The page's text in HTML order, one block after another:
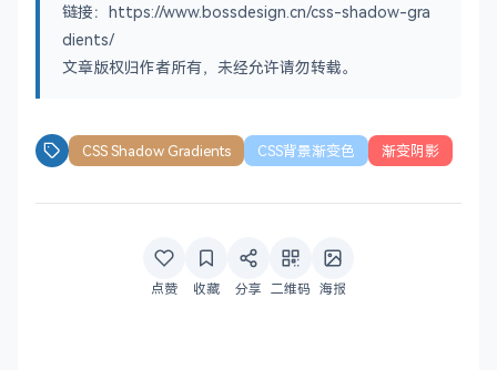
链接：https://www.bossdesign.cn/css-shadow-gra
dients/
文章版权归作者所有，未经允许请勿转载。
CSS Shadow Gradients CSS背景渐变色 渐变阴影
点赞 收藏 分享 二维码 海报